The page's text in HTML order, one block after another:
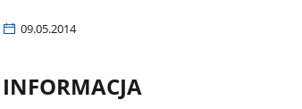
09.05.2014
INFORMACJA